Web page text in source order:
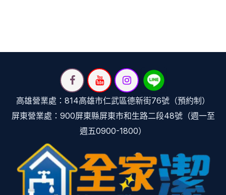
高雄營業處：814高雄市仁武區德新街76號（預約制）
屏東營業處：900屏東縣屏東市和生路二段48號（週一至
週五0900-1800）